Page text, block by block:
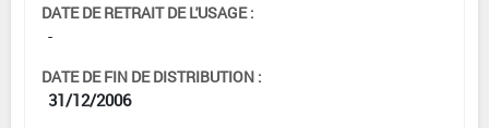
DATE DE RETRAIT DE L'USAGE :
-
DATE DE FIN DE DISTRIBUTION :
31/12/2006